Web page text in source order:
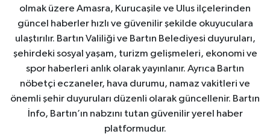
olmak üzere Amasra, Kurucaşile ve Ulus ilçelerinden
güncel haberler hızlı ve güvenilir şekilde okuyuculara
ulaştırılır. Bartın Valiliği ve Bartın Belediyesi duyuruları,
şehirdeki sosyal yaşam, turizm gelişmeleri, ekonomi ve
spor haberleri anlık olarak yayınlanır. Ayrıca Bartın
nöbetçi eczaneler, hava durumu, namaz vakitleri ve
önemli şehir duyuruları düzenli olarak güncellenir. Bartın
İnfo, Bartın’ın nabzını tutan güvenilir yerel haber
platformudur.